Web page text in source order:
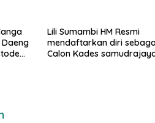
Lili Sumambi HM Resmi
mendaftarkan diri
Calon Kades